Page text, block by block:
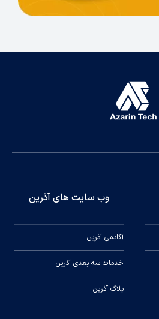
وب سایت های آذرین
آکادمی آذرین
خدمات سه بعدی آذرین
بلاگ آذرین